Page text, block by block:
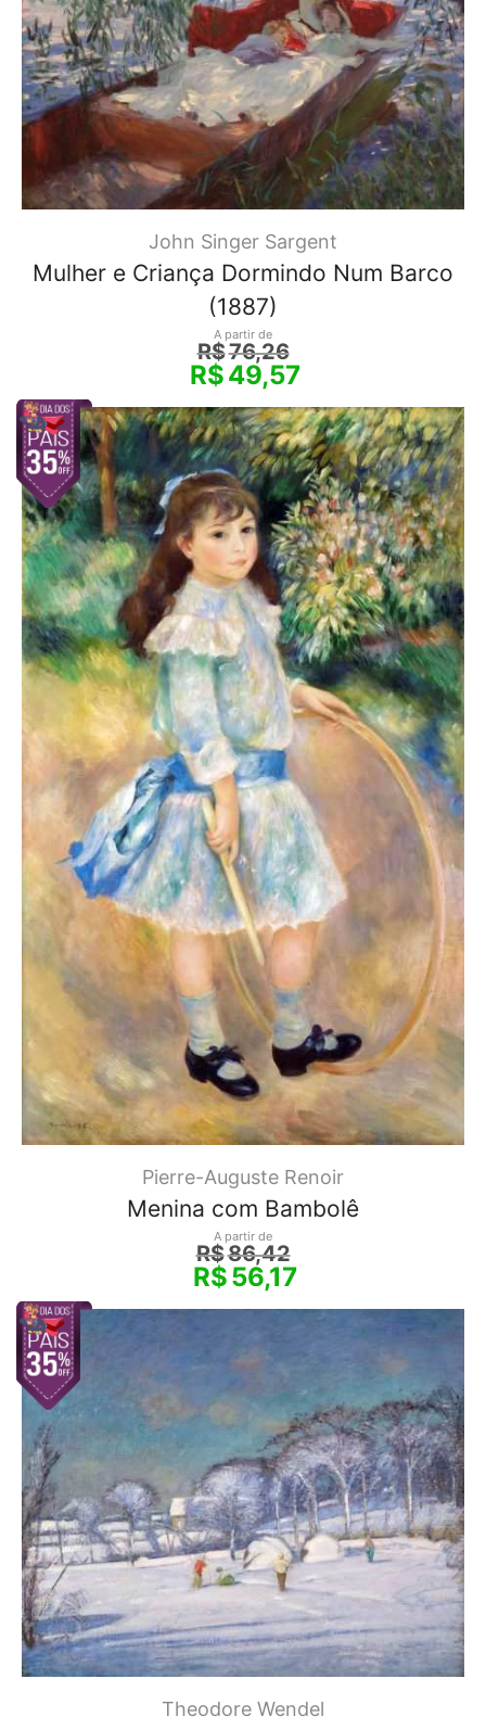
John Singer Sargent
Mulher e Criança Dormindo Num Barco
(1887)
A partir de
R$76,26
R$49,57
Pierre-Auguste Renoir
Menina com Bambolê
A partir de
R$86,42
R$56,17
Theodore Wendel